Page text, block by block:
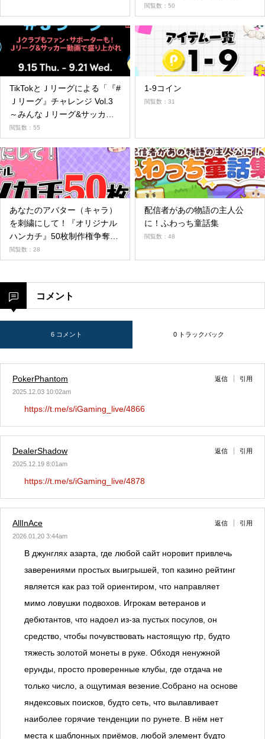
エイターによるショートムー
ビーを7月21日より公開
閲覧数：50
TikTokとＪリーグによる「『#
Ｊリーグ』チャレンジ Vol.3
～みんなＪリーグ&サッカー
動画で盛り上がれ～」 結果発
表！
閲覧数：55
1-9コイン
閲覧数：31
あなたのアバター（キャラ）
を刺繍にして！『オリジナル
ハンカチ』50枚制作権争奪戦
第9弾
閲覧数：28
配信者があの物語の主人公
に！ふわっち童話集
閲覧数：48
コメント
6 コメント 0 トラックバック
PokerPhantom
2025.12.03 10:02am
返信 引用
https://t.me/s/iGaming_live/4866
DealerShadow
2025.12.19 8:01am
返信 引用
https://t.me/s/iGaming_live/4878
AllInAce
2026.01.20 3:44am
返信 引用
В джунглях азарта, где любой сайт норовит привлечь
заверениями простых выигрышей, топ казино рейтинг
является как раз той ориентиром, что направляет
мимо ловушки подвохов. Игрокам ветеранов и
дебютантов, что надоел из-за пустых посулов, он
средство, чтобы почувствовать настоящую rtp, будто
тяжесть золотой монеты в руке. Обходя ненужной
ерунды, просто проверенные клубы, где отдача не
только число, а ощутимая везение.Собрано на основе
яндексовых поисков, будто сеть, что вылавливает
наиболее горячие тенденции по рунете. В нём нет
места к шаблонных приёмов, любой элемент будто